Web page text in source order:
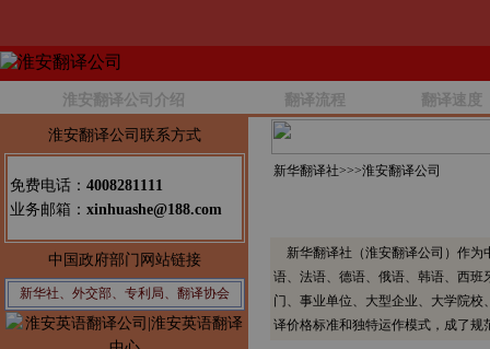
淮安翻译公司介绍 翻译流程 翻译速度
淮安翻译公司联系方式
免费电话： 4008281111
业务邮箱： xinhuashe@188.com
中国政府部门网站链接
新华社、外交部、专利局、翻译协会
新华翻译社>>>淮安翻译公司
新华翻译社（淮安翻译公司）作为
语、法语、德语、俄语、韩语、西
门、事业单位、大型企业、大学院
译价格标准和独特运作模式，成了